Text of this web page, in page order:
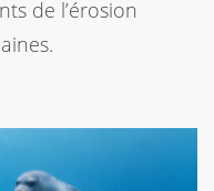
de l’érosion